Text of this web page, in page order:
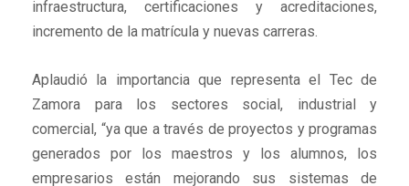
infraestructura, certificaciones y acreditaciones,
incremento de la matrícula y nuevas carreras.
Aplaudió la importancia que representa el Tec de
Zamora para los sectores social, industrial y
comercial, “ya que a través de proyectos y programas
generados por los maestros y los alumnos, los
empresarios están mejorando sus sistemas de